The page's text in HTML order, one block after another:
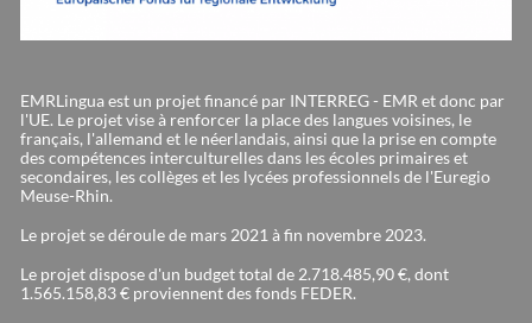
EMRLingua est un projet financé par INTERREG - EMR et donc par
l'UE. Le projet vise à renforcer la place des langues voisines, le
français, l'allemand et le néerlandais, ainsi que la prise en compte
des compétences interculturelles dans les écoles primaires et
secondaires, les collèges et les lycées professionnels de l'Euregio
Meuse-Rhin.
Le projet se déroule de mars 2021 à fin novembre 2023.
Le projet dispose d'un budget total de 2.718.485,90 €, dont
1.565.158,83 € proviennent des fonds FEDER.